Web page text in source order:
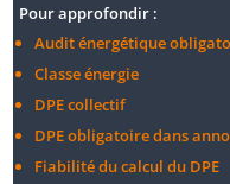
Pour approfondir :
Audit énergétique
Classe énergie
DPE collectif
DPE obligatoire dans
Fiabilité du calcul du DPE